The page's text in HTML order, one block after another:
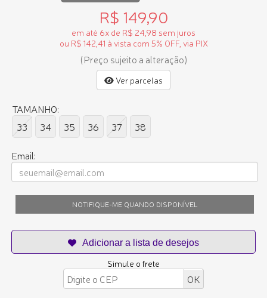
R$ 149,90
em até 6x de R$ 24,98 sem juros
ou R$ 142,41 à vista com 5% OFF, via PIX
(Preço sujeito a alteração)
Ver parcelas
TAMANHO:
33
34 35 36 37 38
Email:
NOTIFIQUE-ME QUANDO DISPONÍVEL
Simule o frete